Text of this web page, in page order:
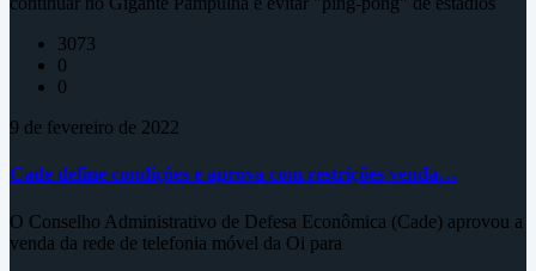
3073
0
0
9 de fevereiro de 2022
Cade define condições e aprova com restrições venda…
O Conselho Administrativo de Defesa Econômica (Cade) aprovou a
venda da rede de telefonia móvel da Oi para